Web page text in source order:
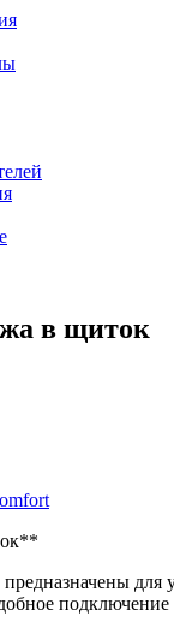
в щиток
для